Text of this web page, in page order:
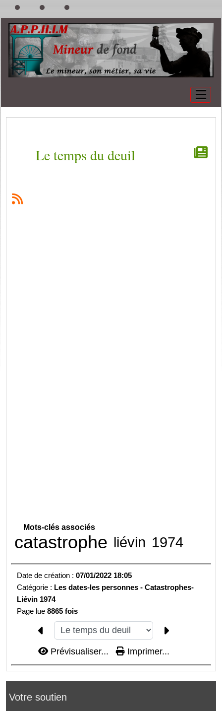
Votre soutien
Le temps du deuil
Mots-clés associés
catastrophe liévin 1974
Date de création :07/01/2022 18:05
Catégorie : Les dates-les personnes -Catastrophes-
Liévin 1974
Page lue8865 fois
Prévisualiser... Imprimer...